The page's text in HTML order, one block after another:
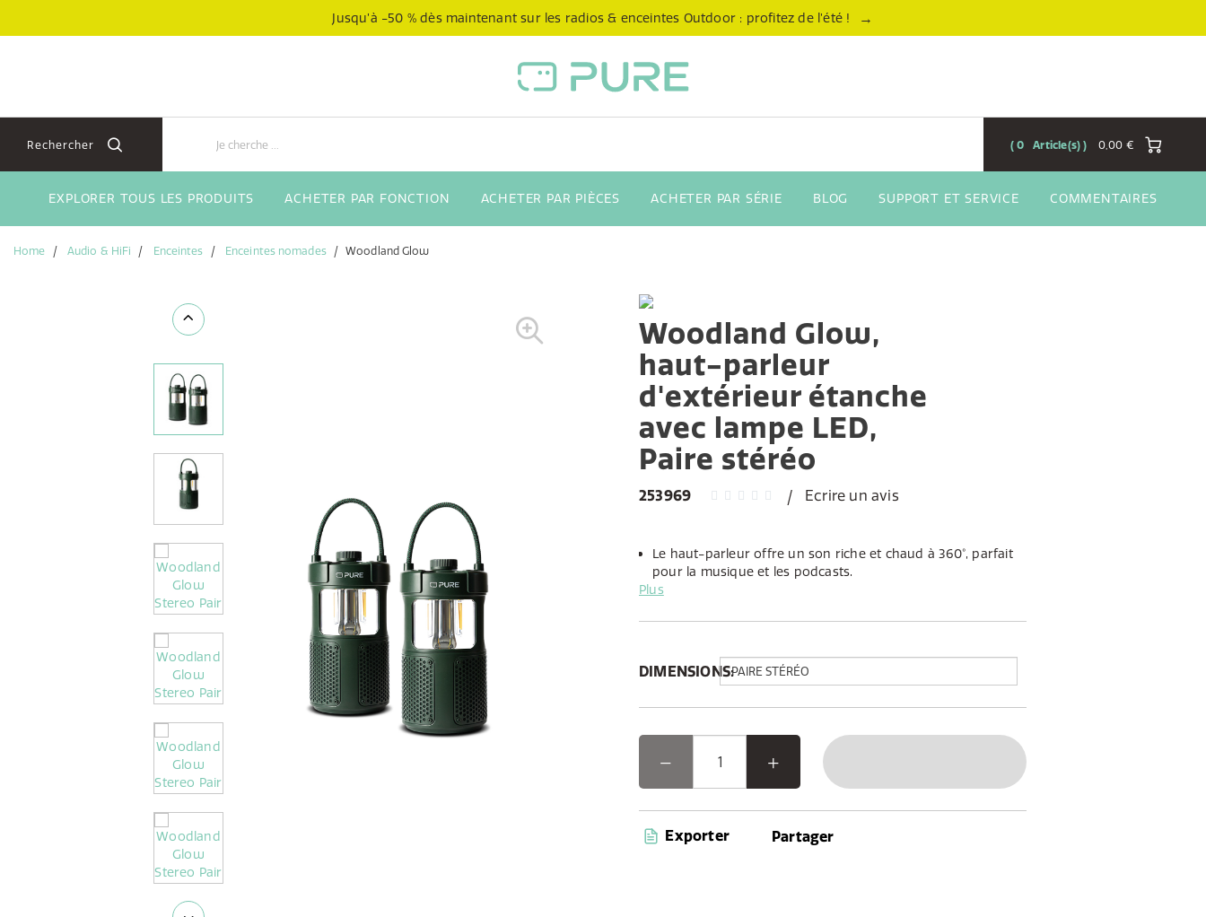
Jusqu’à -50 % dès maintenant sur les radios & enceintes Outdoor : profitez de l’été ! →
Rechercher 0,00 €
0 Article(s)
EXPLORER TOUS LES PRODUITS ACHETER PAR FONCTION ACHETER PAR PIÈCES ACHETER PAR SÉRIE BLOG SUPPORT ET SERVICE COMMENTAIRES
Home Audio & HiFi Enceintes Enceintes nomades Woodland Glow
Woodland Glow,
haut-parleur
d'extérieur étanche
avec lampe LED,
Paire stéréo
253969 Ecrire un avis
Le haut-parleur offre un son riche et chaud à 360°, parfait
pour la musique et les podcasts.
La lampe LED intégrée propose une luminosité réglable et le
toutes les ambiances.
intégrée, vous pouvez emporter le Woodland Glow partout.
Élevez votre expérience extérieure avec Woodland Glow, le
haut-parleur où musique et lumière se rejoignent. Équipé de
de transport pratique et de jusqu'à 14 heures d'autonomie,
Woodland Glow est votre compagnon idéal pour un
divertissement sans fin. De plus, avec ses capacités de
prêt à profiter de la musique partout, à tout moment.
Plus
DIMENSIONS:
Exporter Partager